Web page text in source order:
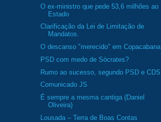
O ex-ministro que pede 53,6 milhões ao
Estado
Clarificação da Lei de Limitação de
Mandatos.
O descanso "merecido" em Copacabana
PSD com medo de Sócrates?
Rumo ao sucesso, segundo PSD e CDS
Comunicado JS
É sempre a mesma cantiga (Daniel
Oliveira)
Lousada – Terra de Boas Contas